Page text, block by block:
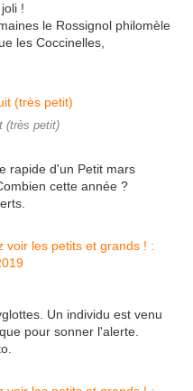
!
le Rossignol philomèle
les Coccinelles,
(très petit)
rapide d'un Petit mars
cette année ?
Un individu est venu
pour sonner l'alerte.